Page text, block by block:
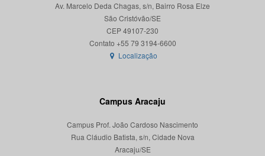
Av. Marcelo Deda Chagas, s/n, Bairro Rosa Elze
São Cristóvão/SE
CEP 49107-230
Localização
Campus Aracaju
Campus Prof. João Cardoso Nascimento
Rua Cláudio Batista, s/n, Cidade Nova
Aracaju/SE